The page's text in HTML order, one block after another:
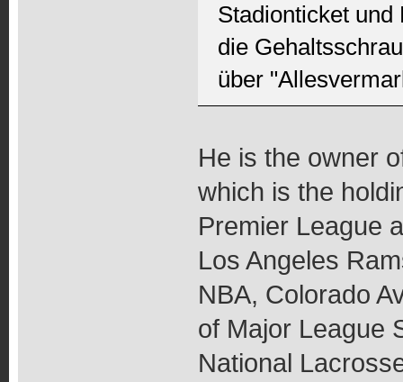
Stadionticket
die
über
He is the owner
which is the
Premier League
Los Angeles
NBA, Colorado
of Major League
National